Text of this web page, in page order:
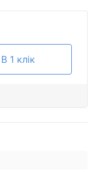
В 1 клік